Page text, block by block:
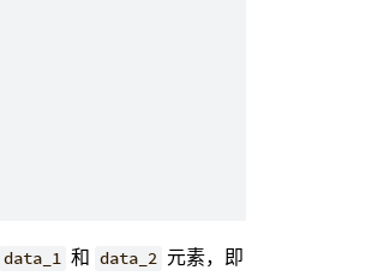
data_1 和 data_2 元素，即